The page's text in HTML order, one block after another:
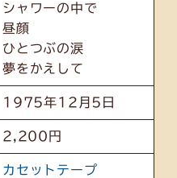
シャワーの中で
昼顔
ひとつぶの涙
夢をかえして
1975年12月5日
2,200円
カセットテープ